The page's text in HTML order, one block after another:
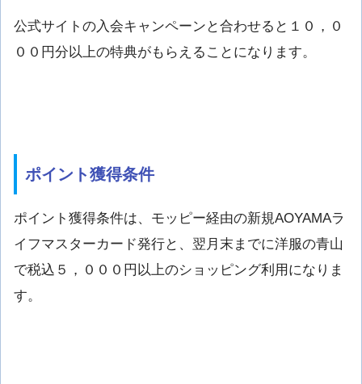
公式サイトの入会キャンペーンと合わせると１０，０
００円分以上の特典がもらえることになります。
ポイント獲得条件
ポイント獲得条件は、モッピー経由の新規AOYAMAラ
イフマスターカード発行と、翌月末までに洋服の青山
で税込５，０００円以上のショッピング利用になりま
す。